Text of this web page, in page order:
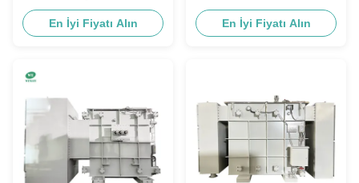
Çift İkincil 13800V'den
7200Y/4160V &
ANSI IEEE Standartları
En İyi Fiyatı Alın
Transformörü 7200V'den
480V'ye IEEE ANSI C57
En İyi Fiyatı Alın